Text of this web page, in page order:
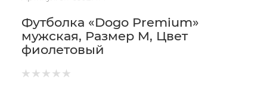
Футболка «Dogo Premium»
мужская, Размер M, Цвет
фиолетовый